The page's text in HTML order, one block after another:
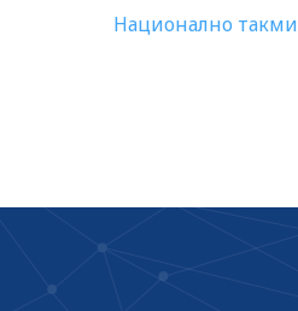
саобраћајних прописа
Национално